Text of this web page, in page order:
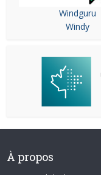
Windguru
Windy
À propos